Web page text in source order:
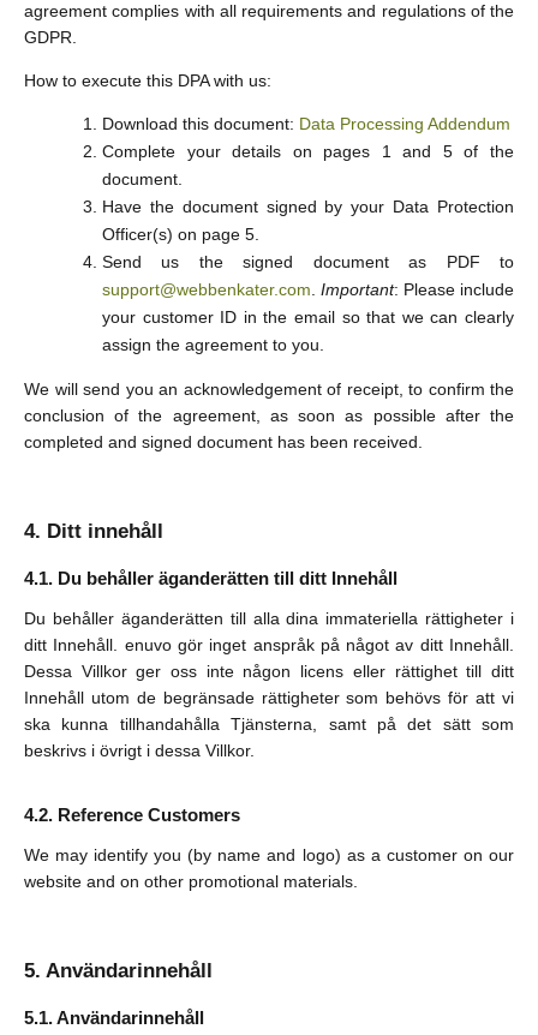
agreement complies with all requirements and regulations of the
GDPR.
How to execute this DPA with us:
Download this document: Data Processing Addendum
Complete your details on pages 1 and 5 of the
document.
Have the document signed by your Data Protection
Officer(s) on page 5.
Send us the signed document as PDF to
support@webbenkater.com Important: Please include
your customer ID in the email so that we can clearly
assign the agreement to you.
We will send you an acknowledgement of receipt, to confirm the
conclusion of the agreement, as soon as possible after the
completed and signed document has been received.
Ditt innehåll
Du behåller äganderätten till ditt Innehåll
Du behåller äganderätten till alla dina immateriella rättigheter i
ditt Innehåll. enuvo gör inget anspråk på något av ditt Innehåll.
Dessa Villkor ger oss inte någon licens eller rättighet till ditt
Innehåll utom de begränsade rättigheter som behövs för att vi
ska kunna tillhandahålla Tjänsterna, samt på det sätt som
beskrivs i övrigt i dessa Villkor.
Reference Customers
We may identify you (by name and logo) as a customer on our
website and on other promotional materials.
Användarinnehåll
Användarinnehåll